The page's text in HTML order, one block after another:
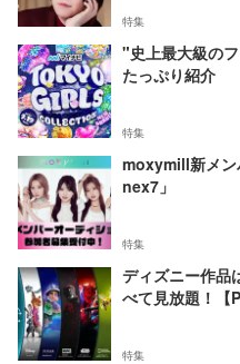
特集
"史上最大級の
たっぷり紹介
特集
moxymill新メ
nex7」
特集
ディズニー作品
べて見放題！【
特集